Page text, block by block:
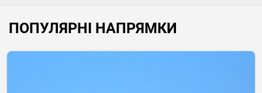
ПОПУЛЯРНІ НАПРЯМКИ